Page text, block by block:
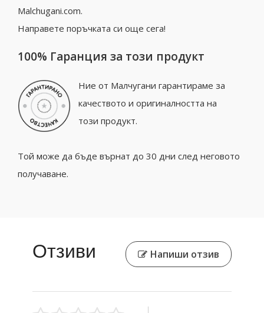
Malchugani.com.
Направете поръчката си още сега!
100% Гаранция за този продукт
Ние от Малчугани гарантираме за
качеството и оригиналността на
този продукт.
Той може да бъде върнат до 30 дни след неговото
получаване.
Отзиви Напиши отзив